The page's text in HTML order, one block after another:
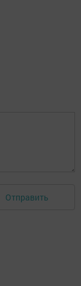
Отправить